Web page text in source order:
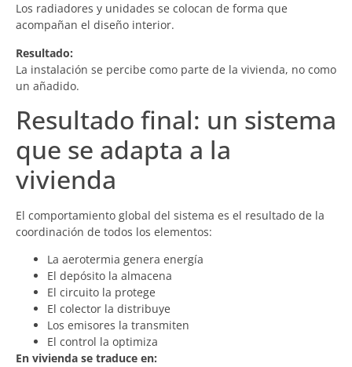
Los radiadores y unidades se colocan de forma que
acompañan el diseño interior.
Resultado:
La instalación se percibe como parte de la vivienda, no como
un añadido.
Resultado final: un sistema
que se adapta a la
vivienda
El comportamiento global del sistema es el resultado de la
coordinación de todos los elementos:
La aerotermia genera energía
El depósito la almacena
El circuito la protege
El colector la distribuye
Los emisores la transmiten
El control la optimiza
En vivienda se traduce en: